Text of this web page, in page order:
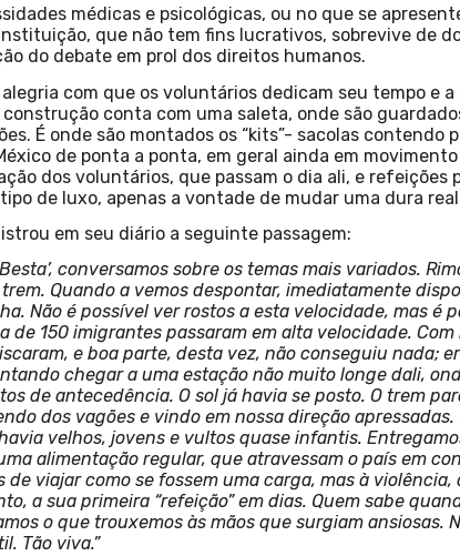
médicas e psicológicas, ou no que se
que não tem fins lucrativos, sobrevive de
do debate em prol dos direitos humanos.
com que os voluntários dedicam seu tempo e
conta com uma saleta, onde são
É onde são montados os “kits”- sacolas
de ponta a ponta, em geral ainda em
dos voluntários, que passam o dia ali, e
de luxo, apenas a vontade de mudar uma dura
em seu diário a seguinte passagem:
conversamos sobre os temas mais variados.
Quando a vemos despontar, imediatamente
Não é possível ver rostos a esta velocidade, mas é
de 150 imigrantes passaram em alta velocidade.
e boa parte, desta vez, não conseguiu nada;
chegar a uma estação não muito longe dali,
de antecedência. O sol já havia se posto. O trem
dos vagões e vindo em nossa direção
velhos, jovens e vultos quase infantis.
alimentação regular, que atravessam o país em
viajar como se fossem uma carga, mas à
a sua primeira “refeição” em dias. Quem sabe
o que trouxemos às mãos que surgiam ansiosas.
Tão viva.”